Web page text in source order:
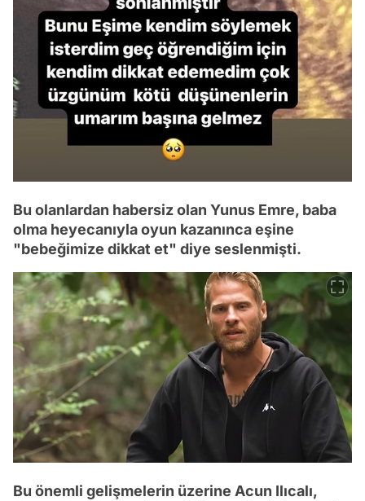
Bu olanlardan habersiz olan Yunus Emre, baba
olma heyecanıyla oyun kazanınca eşine
"bebeğimize dikkat et" diye seslenmişti.
Bu önemli gelişmelerin üzerine Acun Ilıcalı,